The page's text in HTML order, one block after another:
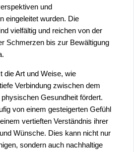
und
eingeleitet wurden. Die
vielfältig und reichen von der
Schmerzen bis zur Bewältigung
die Art und Weise, wie
Verbindung zwischen dem
Gesundheit fördert.
von einem gesteigerten Gefühl
vertieften Verständnis ihrer
Wünsche. Dies kann nicht nur
sondern auch nachhaltige